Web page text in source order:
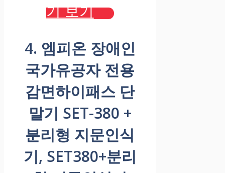
기 보기
4. 엠피온 장애인
국가유공자 전용
감면하이패스 단
말기 SET-380 +
분리형 지문인식
기, SET380+분리